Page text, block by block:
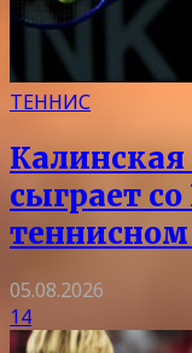
ТЕННИС
Калинская
сыграет
теннисном
05.08.2026
14